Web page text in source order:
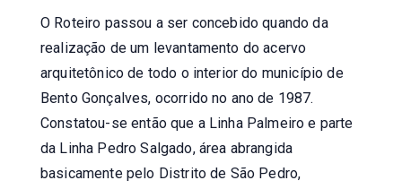
O Roteiro passou a ser concebido quando da
realização de um levantamento do acervo
arquitetônico de todo o interior do município de
Bento Gonçalves, ocorrido no ano de 1987.
Constatou-se então que a Linha Palmeiro e parte
da Linha Pedro Salgado, área abrangida
basicamente pelo Distrito de São Pedro,